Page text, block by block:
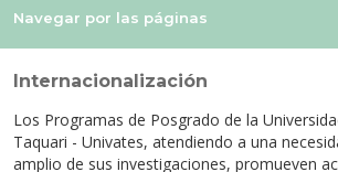
Financiamentos e bolsas
Por que a Univates?
Técnicos
Mestrados e Doutorados
Tour Virtual
Avaliação Institucional
Portal da Inovação
Incubadora Tecnológica da Univates -
Inovates
Assessoria Pedagógica Externa
Biblioteca
Esporte e Saúde
Diplomados
Empresas
Internacionalización
Los Programas de Posgrado de la
Taquari - Univates, atendiendo a una
amplio de sus investigaciones, promueven
Navegar por las páginas